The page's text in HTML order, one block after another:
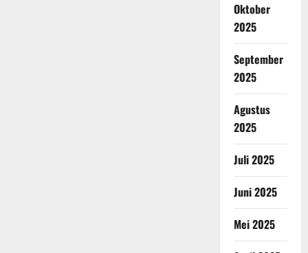
Oktober
2025
September
2025
Agustus
2025
Juli 2025
Juni 2025
Mei 2025